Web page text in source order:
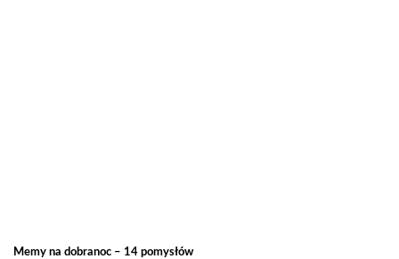
Memy na dobranoc – 14 pomysłów